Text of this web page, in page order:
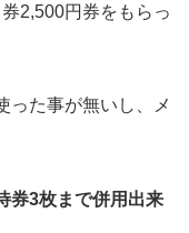
2,500円券をもらっ
った事が無いし、メ
券3枚まで併用出来